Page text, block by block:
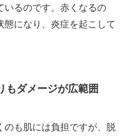
いるのです。赤くなるの
態になり、炎症を起こして
もダメージが広範囲
のも肌には負担ですが、脱